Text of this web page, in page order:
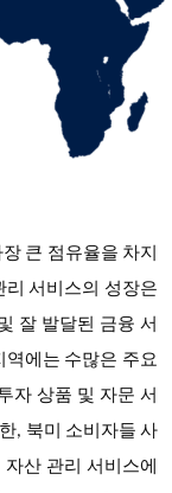
큰 점유율을 차지
리 서비스의 성장은
잘 발달된 금융 서
역에는 수많은 주요
자 상품 및 자문 서
, 북미 소비자들 사
산 관리 서비스에